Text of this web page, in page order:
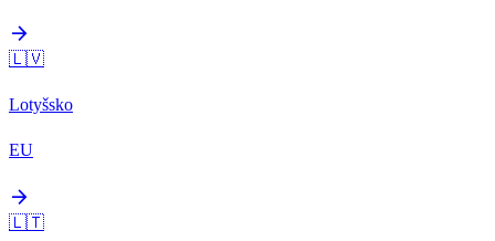
arrow_forward
🇱🇻
Lotyšsko
EU
arrow_forward
🇱🇹